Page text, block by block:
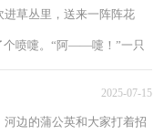
草丛里，送来一阵阵花
喷嚏。“阿——嚏！”一只
2025-07-15
边的蒲公英和大家打着招